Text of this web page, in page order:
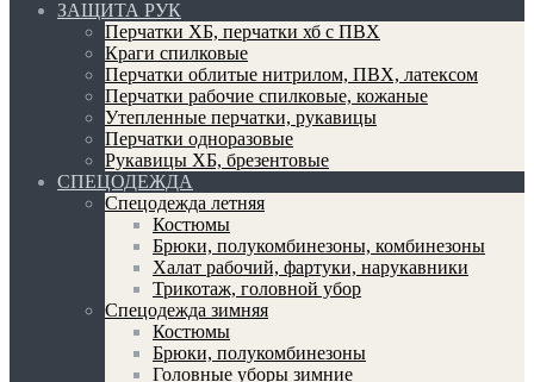
ЗАЩИТА РУК
Перчатки ХБ, перчатки хб с ПВХ
Краги спилковые
Перчатки облитые нитрилом, ПВХ, латексом
Перчатки рабочие спилковые, кожаные
Утепленные перчатки, рукавицы
Перчатки одноразовые
Рукавицы ХБ, брезентовые
СПЕЦОДЕЖДА
Спецодежда летняя
Костюмы
Брюки, полукомбинезоны, комбинезоны
Халат рабочий, фартуки, нарукавники
Трикотаж, головной убор
Спецодежда зимняя
Костюмы
Брюки, полукомбинезоны
Головные уборы зимние